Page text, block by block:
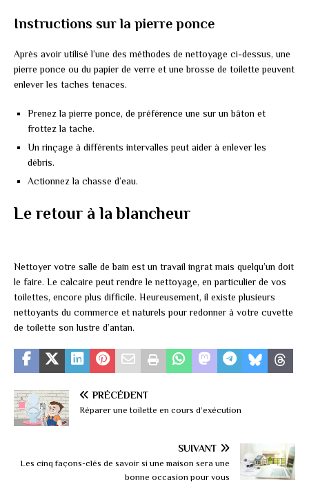
Instructions sur la pierre ponce
Après avoir utilisé l’une des méthodes de nettoyage ci-dessus, une
pierre ponce ou du papier de verre et une brosse de toilette peuvent
enlever les taches tenaces.
Prenez la pierre ponce, de préférence une sur un bâton et
frottez la tache.
Un rinçage à différents intervalles peut aider à enlever les
débris.
Actionnez la chasse d’eau.
Le retour à la blancheur
Nettoyer votre salle de bain est un travail ingrat mais quelqu’un doit
le faire. Le calcaire peut rendre le nettoyage, en particulier de vos
toilettes, encore plus difficile. Heureusement, il existe plusieurs
nettoyants du commerce et naturels pour redonner à votre cuvette
de toilette son lustre d’antan.
PRÉCÉDENT
Réparer une toilette en cours d’exécution
SUIVANT
Les cinq façons-clés de savoir si une maison sera une
bonne occasion pour vous